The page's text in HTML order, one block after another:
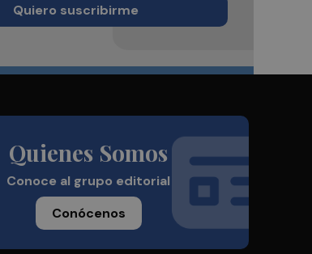
Quiero suscribirme
Quienes Somos
Conoce al grupo editorial
Conócenos